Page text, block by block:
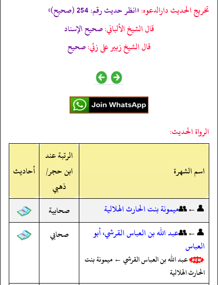
تخریج الحدیث دارالدعوہ:«انظر حدیث رقم: 254 (صحیح)»
قال الشيخ الألباني:صحيح الإسناد
قال الشيخ زبير على زئي:صحيح
الرواة الحديث:
اسم الشهرة
الرتبة عند
ابن حجر/
ذهبي
أحاديث
👤←👥ميمونة بنت الحارث الهلالية
صحابية
👤←👥عبد الله بن العباس القرشي، أبو
العباس
عبد الله بن العباس القرشي ← ميمونة بنت
الحارث الهلالية
صحابي